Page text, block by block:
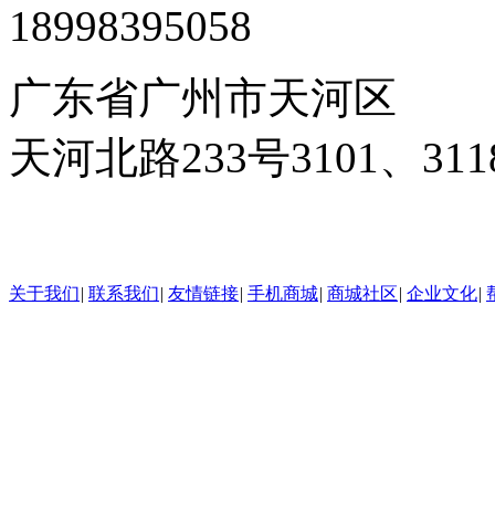
18998395058
广东省广州市天河区
天河北路233号3101、
关于我们| 联系我们| 友情链接| 手机商城| 商城社区| 企业文化|